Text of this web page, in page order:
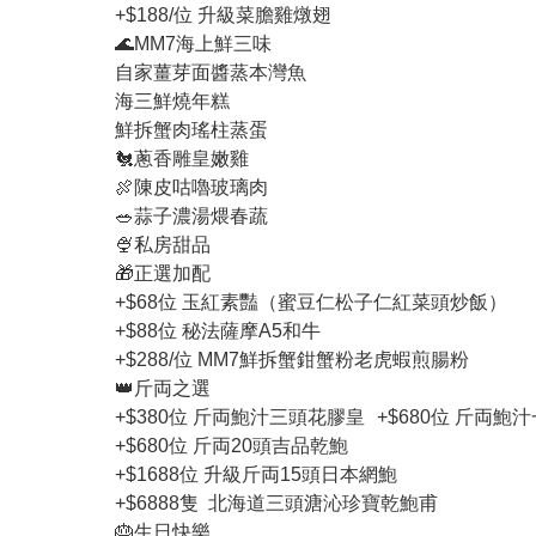
+$188/位 升級菜膽雞燉翅
🌊MM7海上鮮三味
自家薑芽面醬蒸本灣魚
海三鮮燒年糕
鮮拆蟹肉瑤柱蒸蛋
🐔蔥香雕皇嫩雞
🍖陳皮咕嚕玻璃肉
🥗蒜子濃湯煨春蔬
🍨私房甜品
🎁正選加配
+$68位 玉紅素豔（蜜豆仁松子仁紅菜頭炒飯）
+$88位 秘法薩摩A5和牛
+$288/位 MM7鮮拆蟹鉗蟹粉老虎蝦煎腸粉
👑斤両之選
+$380位 斤両鮑汁三頭花膠皇 +$680位 斤両鮑汁
+$680位 斤両20頭吉品乾鮑
+$1688位 升級斤両15頭日本網鮑
+$6888隻 北海道三頭溏沁珍寶乾鮑甫
🎂生日快樂